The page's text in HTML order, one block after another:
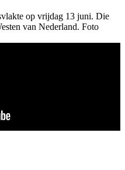
op vrijdag 13 juni. Die
van Nederland. Foto